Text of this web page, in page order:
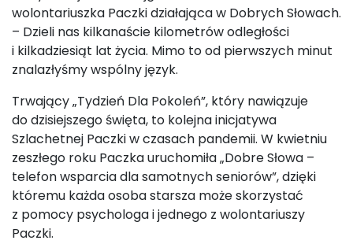
wolontariuszka Paczki działająca w Dobrych Słowach.
– Dzieli nas kilkanaście kilometrów odległości
i kilkadziesiąt lat życia. Mimo to od pierwszych minut
znalazłyśmy wspólny język.
Trwający „Tydzień Dla Pokoleń”, który nawiązuje
do dzisiejszego święta, to kolejna inicjatywa
Szlachetnej Paczki w czasach pandemii. W kwietniu
zeszłego roku Paczka uruchomiła „Dobre Słowa –
telefon wsparcia dla samotnych seniorów”, dzięki
któremu każda osoba starsza może skorzystać
z pomocy psychologa i jednego z wolontariuszy
Paczki.